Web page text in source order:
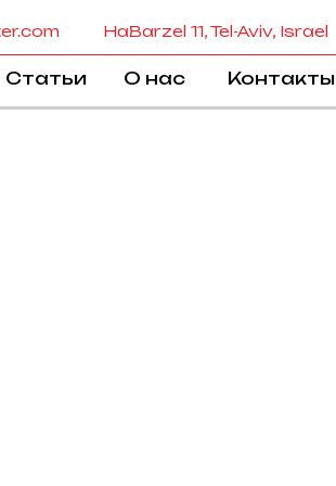
О нас Контакты
HaBarzel 11, Tel-Aviv, Israel
Статьи